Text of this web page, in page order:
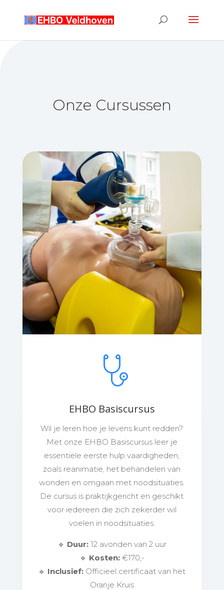
Onze Cursussen
EHBO Basiscursus
Wil je leren hoe je levens kunt redden?
Met onze EHBO Basiscursus leer je
essentiële eerste hulp vaardigheden,
zoals reanimatie, het behandelen van
wonden en omgaan met noodsituaties.
De cursus is praktijkgericht en geschikt
voor iedereen die zich zekerder wil
voelen in noodsituaties.
🔹 Duur:12 avonden van 2 uur
🔹 Kosten:€170,-
🔹 Inclusief: Officieel certificaat van het
Oranje Kruis